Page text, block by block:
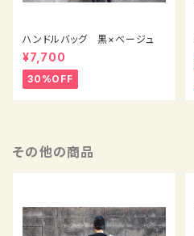
ハンドルバッグ 黒×ベージュ
¥7,700
30%OFF
その他の商品